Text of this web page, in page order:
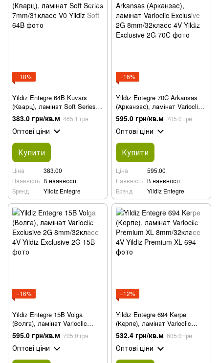
−18%
Yildiz Entegre 64B Kuvars
(Кварц), ламінат Soft Series
7mm/31класс V0
383.0 грн/кв.м 465.1 грн
Оптові ціни
Купити
Ціна
383.00
Наявність В наявності
Бренд
Yildiz Entegre
−16%
Yildiz Entegre 70C Arkansas
(Арканзас), ламінат Varioclic
Exclusive 2G 8mm/32класс 4V
595.0 грн/кв.м 705.0 грн
Оптові ціни
Купити
Ціна
595.00
Наявність В наявності
Бренд
Yildiz Entegre
−16%
Yildiz Entegre 15B Volga
(Волга), ламінат Varioclic
Exclusive 2G 8mm/32класс 4V
595.0 грн/кв.м 705.0 грн
Оптові ціни
−12%
Yildiz Entegre 694 Kerpe
(Керпе), ламінат Varioclic
Premium XL 8mm/32класс 4V
532.4 грн/кв.м 605.0 грн
Оптові ціни